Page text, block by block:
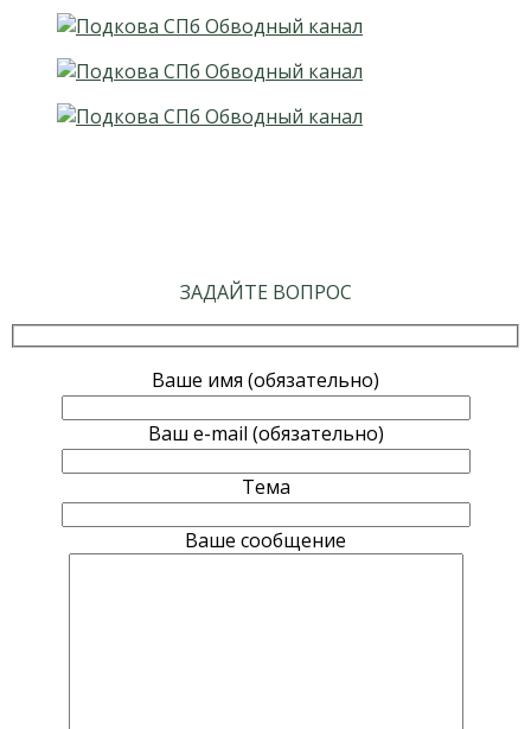
ЗАДАЙТЕ ВОПРОС
Ваше имя (обязательно)
Ваш e-mail (обязательно)
Тема
Ваше сообщение